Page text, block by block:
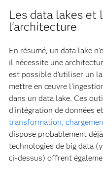
Les data lakes et
l'architecture
En résumé, un data lake
il nécessite une
est possible d'utiliser un
mettre en œuvre
dans un data lake. Ces
d'intégration de données
transformation,
dispose probablement
technologies de big data
ci-dessus) offrent